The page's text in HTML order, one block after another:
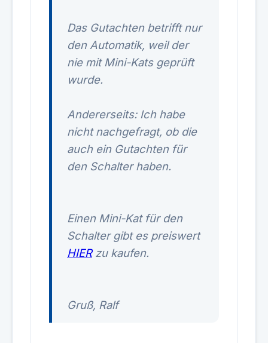
Das Gutachten betrifft nur
den Automatik, weil der
nie mit Mini-Kats geprüft
wurde.
Andererseits: Ich habe
nicht nachgefragt, ob die
auch ein Gutachten für
den Schalter haben.
Einen Mini-Kat für den
Schalter gibt es preiswert
HIERzu kaufen.
Gruß, Ralf